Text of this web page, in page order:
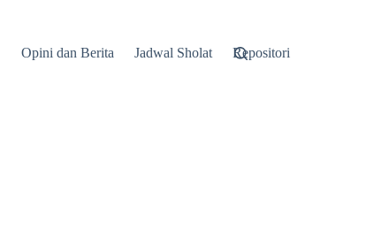
Opini dan Berita Jadwal Sholat Repositori